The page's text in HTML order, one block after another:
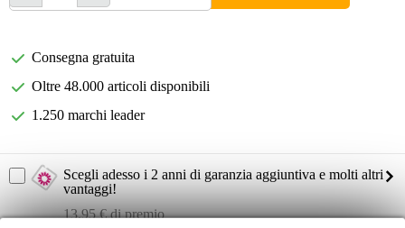
Consegna gratuita
Oltre 48.000 articoli disponibili
1.250 marchi leader
Scegli adesso i 2 anni di garanzia aggiuntiva e molti altri
vantaggi!
13,95 € di premio